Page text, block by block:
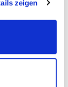
der Dienste
zeigen
haue, wenn
raus, wenn
gehen,